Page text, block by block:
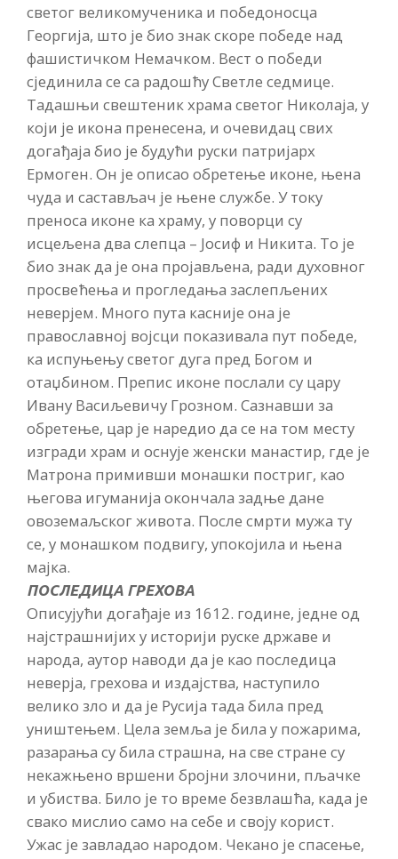
светог великомученика и победоносца
Георгија, што је био знак скоре победе над
фашистичком Немачком. Вест о победи
сјединила се са радошћу Светле седмице.
Тадашњи свештеник храма светог Николаја, у
који је икона пренесена, и очевидац свих
догађаја био је будући руски патријарх
Ермоген. Он је описао обретење иконе, њена
чуда и састављач је њене службе. У току
преноса иконе ка храму, у поворци су
исцељена два слепца – Јосиф и Никита. То је
био знак да је она пројављена, ради духовног
просвећења и прогледања заслепљених
неверјем. Много пута касније она је
православној војсци показивала пут победе,
ка испуњењу светог дуга пред Богом и
отаџбином. Препис иконе послали су цару
Ивану Васиљевичу Грозном. Сазнавши за
обретење, цар је наредио да се на том месту
изгради храм и оснује женски манастир, где је
Матрона примивши монашки постриг, као
његова игуманија окончала задње дане
овоземаљског живота. После смрти мужа ту
се, у монашком подвигу, упокојила и њена
мајка.
ПОСЛЕДИЦА ГРЕХОВА
Описујући догађаје из 1612. године, једне од
најстрашнијих у историји руске државе и
народа, аутор наводи да је као последица
неверја, грехова и издајства, наступило
велико зло и да је Русија тада била пред
уништењем. Цела земља је била у пожарима,
разарања су била страшна, на све стране су
некажњено вршени бројни злочини, пљачке
и убиства. Било је то време безвлашћа, када је
свако мислио само на себе и своју корист.
Ужас је завладао народом. Чекано је спасење,